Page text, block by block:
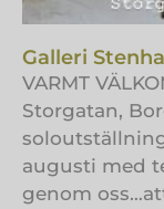
Galleri
VARMT
Storgatan,
augusti med
genom